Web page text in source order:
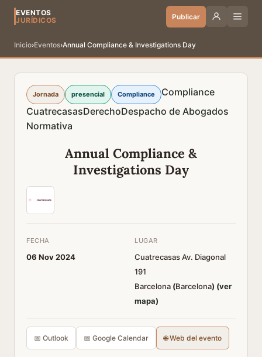
EVENTOS
JURÍDICOS
Publicar
Inicio›Eventos›Annual Compliance & Investigations Day
Jornada presencial Compliance
Compliance
CuatrecasasDerechoDespacho de Abogados
Normativa
Annual Compliance &
Investigations Day
FECHA
06 Nov 2024
LUGAR
Cuatrecasas Av. Diagonal
191
Barcelona (Barcelona) (ver
mapa)
📅 Outlook 📅 Google Calendar 🌐 Web del evento